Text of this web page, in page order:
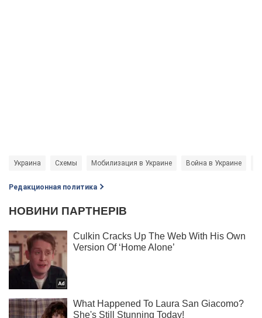
Украина Схемы Мобилизация в Украине Война в Украине
Редакционная политика